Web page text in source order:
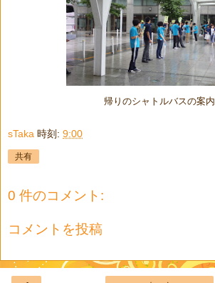
帰りのシャトルバスの案内
sTaka 時刻: 9:00
共有
0 件のコメント:
コメントを投稿